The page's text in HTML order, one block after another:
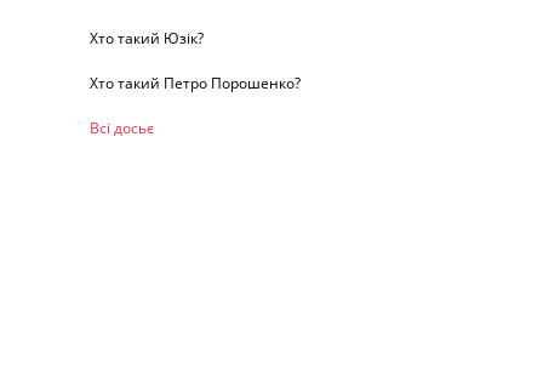
Хто такий Юзік?
Хто такий Петро Порошенко?
Всі досьє